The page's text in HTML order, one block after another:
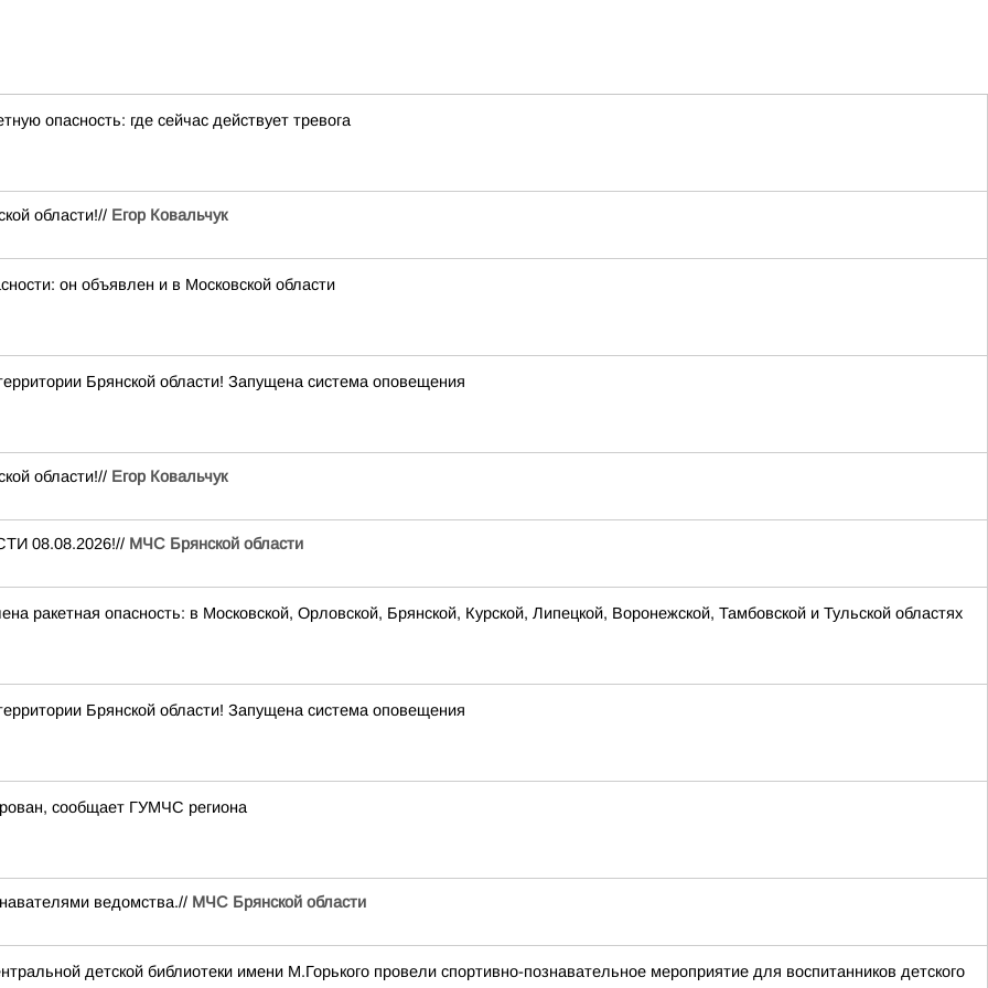
опасность: где сейчас действует тревога
области!// Егор Ковальчук
он объявлен и в Московской области
Брянской области! Запущена система оповещения
области!// Егор Ковальчук
08.08.2026!// МЧС Брянской области
ракетная опасность: в Московской, Орловской, Брянской, Курской, Липецкой, Воронежской, Тамбовской и Тульской областях
Брянской области! Запущена система оповещения
сообщает ГУМЧС региона
ведомства.// МЧС Брянской области
детской библиотеки имени М.Горького провели спортивно-познавательное мероприятие для воспитанников детского